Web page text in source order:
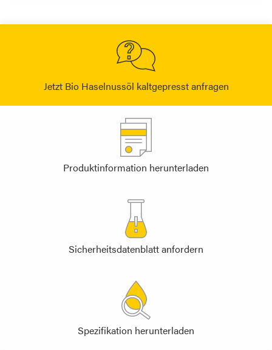
Jetzt Bio Haselnussöl kaltgepresst anfragen
Produktinformation herunterladen
Sicherheitsdatenblatt anfordern
Spezifikation herunterladen